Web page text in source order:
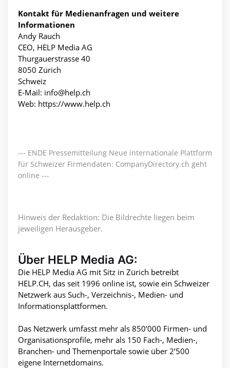
Kontakt für Medienanfragen und weitere
Informationen
Andy Rauch
CEO, HELP Media AG
Thurgauerstrasse 40
8050 Zürich
Schweiz
E-Mail: info@help.ch
Web: https://www.help.ch
--- ENDE Pressemitteilung Neue internationale Plattform
für Schweizer Firmendaten: CompanyDirectory.ch geht
online ---
Hinweis der Redaktion: Die Bildrechte liegen beim
jeweiligen Herausgeber.
Über HELP Media AG:
Die HELP Media AG mit Sitz in Zürich betreibt
HELP.CH, das seit 1996 online ist, sowie ein Schweizer
Netzwerk aus Such-, Verzeichnis-, Medien- und
Informationsplattformen.
Das Netzwerk umfasst mehr als 850’000 Firmen- und
Organisationsprofile, mehr als 150 Fach-, Medien-,
Branchen- und Themenportale sowie über 2’500
eigene Internetdomains.